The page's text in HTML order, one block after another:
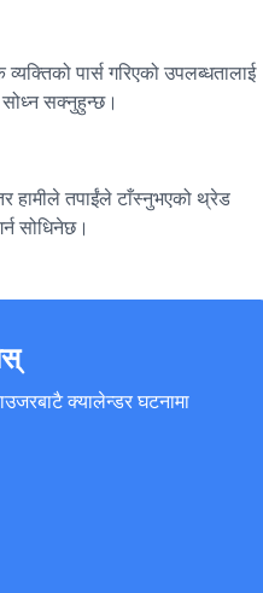
पार्स गरिएको उपलब्धतालाई
सक्नुहुन्छ।
हामीले तपाईंले टाँस्नुभएको थ्रेड
सोधिनेछ।
क्यालेन्डर घटनामा